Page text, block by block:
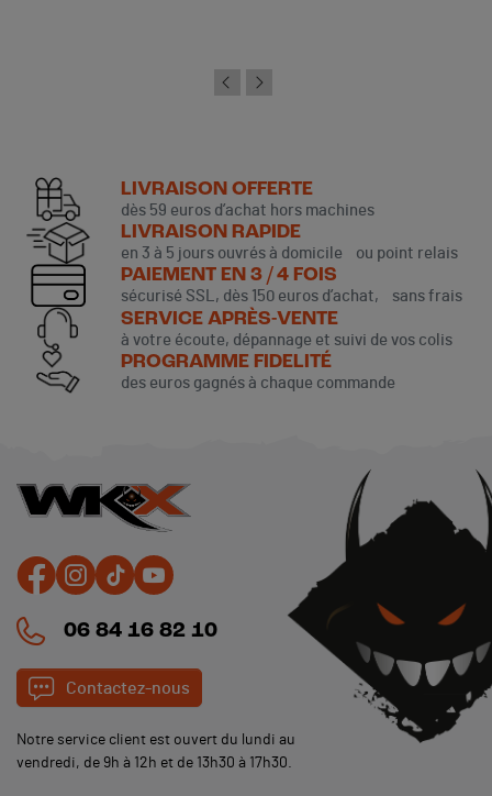
LIVRAISON OFFERTE
dès 59 euros d’achat hors machines
LIVRAISON RAPIDE
en 3 à 5 jours ouvrés à domicile ou point relais
PAIEMENT EN 3 / 4 FOIS
sécurisé SSL, dès 150 euros d’achat, sans frais
SERVICE APRÈS-VENTE
à votre écoute, dépannage et suivi de vos colis
PROGRAMME FIDELITÉ
des euros gagnés à chaque commande
06 84 16 82 10
Contactez-nous
Notre service client est ouvert du lundi au
vendredi, de 9h à 12h et de 13h30 à 17h30.